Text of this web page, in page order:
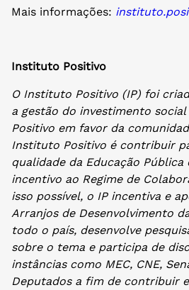
Mais informações:
Instituto Positivo
O Instituto Positivo (IP) foi
a gestão do investimento
Positivo em favor da
Instituto Positivo é contribuir
qualidade da Educação
incentivo ao Regime de
isso possível, o IP incentiva e
Arranjos de Desenvolvimento
todo o país, desenvolve
sobre o tema e participa de
instâncias como MEC, CNE,
Deputados a fim de contribuir